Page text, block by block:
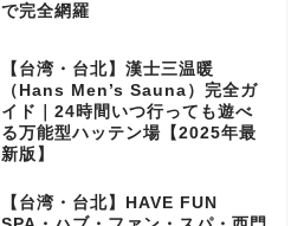
で完全網羅
【台湾・台北】漢士三温暖
（Hans Men’s Sauna）完全ガ
イド｜24時間いつ行っても遊べ
る万能型ハッテン場【2025年最
新版】
【台湾・台北】HAVE FUN